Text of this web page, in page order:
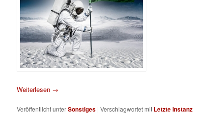
Weiterlesen →
Veröffentlicht unterSonstiges |Verschlagwortet mit Letzte Instanz